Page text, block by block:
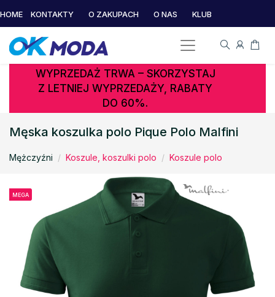
HOME KONTAKTY O ZAKUPACH O NAS KLUB
WYPRZEDAŻ TRWA – SKORZYSTAJ
Z LETNIEJ WYPRZEDAŻY, RABATY
DO 60%.
Męska koszulka polo Pique Polo Malfini
Mężczyźni Koszule, koszulki polo Koszule polo
MEGA